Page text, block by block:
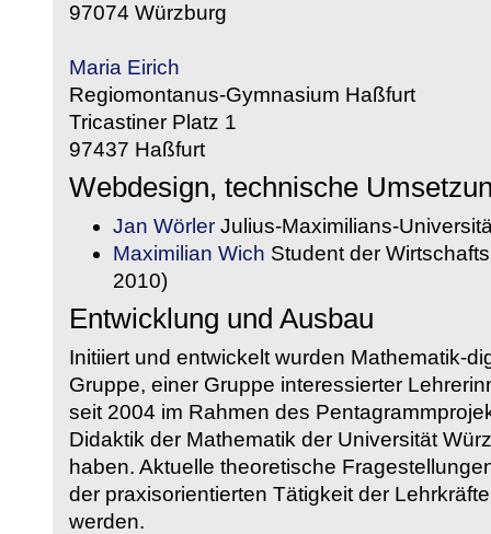
97074 Würzburg
Maria Eirich
Regiomontanus-Gymnasium Haßfurt
Tricastiner Platz 1
97437 Haßfurt
Webdesign, technische
Jan Wörler Julius-Maximilians-
Maximilian Wich Student der
2010)
Entwicklung und Ausbau
Initiiert und entwickelt wurden Mathematik-
Gruppe, einer Gruppe interessierter
seit 2004 im Rahmen des
Didaktik der Mathematik der Universität
haben. Aktuelle theoretische
der praxisorientierten Tätigkeit der
werden.